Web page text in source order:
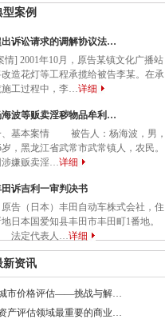
民营经济发展壮大的意见》
做好2023年降成本重点工作
济评价方法与参数（修订建
传周和全国低碳日活动的通知
事业单位所属企业国有资本
持贵州在新时代西部大开发
型案例
出诉讼请求的调解协议法…
情] 2001年10月，原告某镇文化广播站
造花灯等工程承揽给被告李某。在承
施工过程中，李…详细
海波等贩卖淫秽物品牟利…
、基本案情 被告人：杨海波，男，
岁，黑龙江省武常市武常镇人，农民。
涉嫌贩卖淫…详细
诉吉利一审判决书
告（日本）丰田自动车株式会社，住
地日本国爱知县丰田市丰田町1番地。
定代表人…详细
新资讯
市价格评估——挑战与解…
产评估领域最重要的商业…